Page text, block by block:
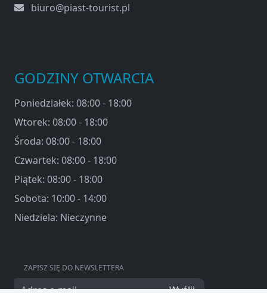
ZAPISZ SIĘ DO NEWSLETTERA
Wyślij
biuro@piast-tourist.pl
GODZINY OTWARCIA
Poniedziałek: 08:00 - 18:00
Wtorek: 08:00 - 18:00
Środa: 08:00 - 18:00
Czwartek: 08:00 - 18:00
Piątek: 08:00 - 18:00
Sobota: 10:00 - 14:00
Niedziela: Nieczynne